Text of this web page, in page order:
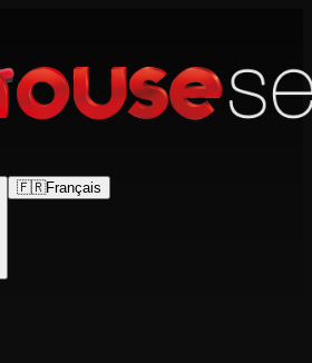
🇫🇷Français